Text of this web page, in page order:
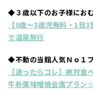
◆３歳以下のお子様にお
【0歳～3歳児無料・1日
で温泉旅行
◆不動の当館人気Ｎｏ１
【迷ったらコレ】絶対
牛朴葉味噌焼会席プラ